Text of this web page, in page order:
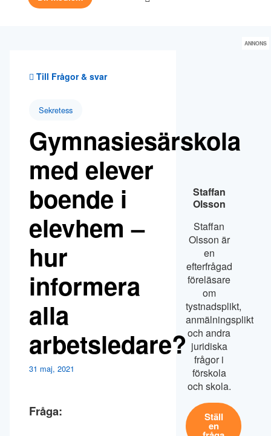
Till Frågor & svar
Sekretess
Gymnasiesärskola
med elever
boende i
elevhem –
hur
informera
alla
arbetsledare?
31 maj, 2021
Fråga:
Staffan
Olsson
Staffan
Olsson är
en
efterfrågad
föreläsare
om
tystnadsplikt,
anmälningsplikt
och andra
juridiska
frågor i
förskola
och skola.
Ställ
en
ANNONS